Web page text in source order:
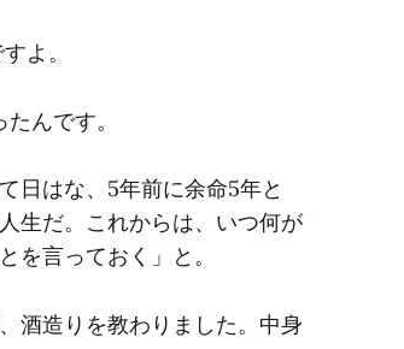
よ。
んです。
日はな、5年前に余命5年と
生だ。これからは、いつ何が
を言っておく」と。
酒造りを教わりました。中身